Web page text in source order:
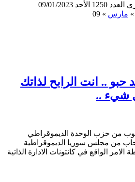
09/01/2023
» مارس »
09
.. انت الرابح لذاتك
شيء ..
من حزب الوحدة الديموقراطي
من مجلس سوريا الديموقراطية
الواقع في كانتونات الادارة الذاتية